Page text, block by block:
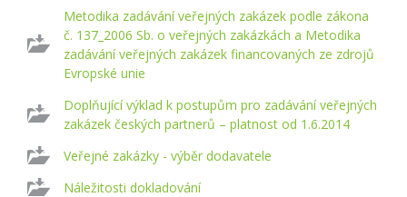
Metodika zadávání veřejných zakázek podle zákona
č. 137_2006 Sb. o veřejných zakázkách a Metodika
zadávání veřejných zakázek financovaných ze zdrojů
Evropské unie
Doplňující výklad k postupům pro zadávání veřejných
zakázek českých partnerů – platnost od 1.6.2014
Veřejné zakázky - výběr dodavatele
Náležitosti dokladování